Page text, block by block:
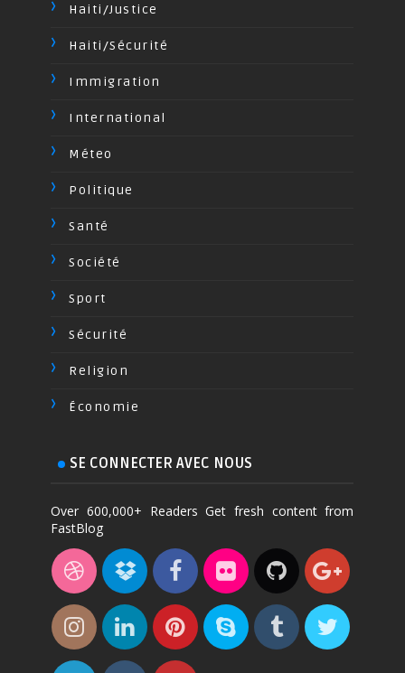
Haiti/Justice
Haiti/Sécurité
Immigration
International
Méteo
Politique
Santé
Société
Sport
Sécurité
Religion
Économie
SE CONNECTER AVEC NOUS
Over 600,000+ Readers Get fresh content from
FastBlog